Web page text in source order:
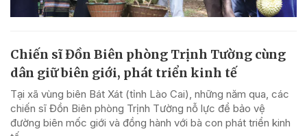
Chiến sĩ Đồn Biên phòng Trịnh Tường cùng
dân giữ biên giới, phát triển kinh tế
Tại xã vùng biên Bát Xát (tỉnh Lào Cai), những năm qua, các
chiến sĩ Đồn Biên phòng Trịnh Tường nỗ lực để bảo vệ
đường biên mốc giới và đồng hành với bà con phát triển kinh